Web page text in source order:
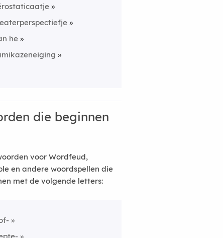
he
die beginnen
voor Wordfeud,
en andere woordspellen die
met de volgende letters: